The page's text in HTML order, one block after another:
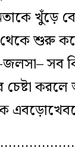
খুঁড়ে
শুরু করে
সব
চেষ্টা